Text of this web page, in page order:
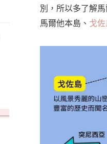
別，所以多了解
馬爾他本島、 戈佐